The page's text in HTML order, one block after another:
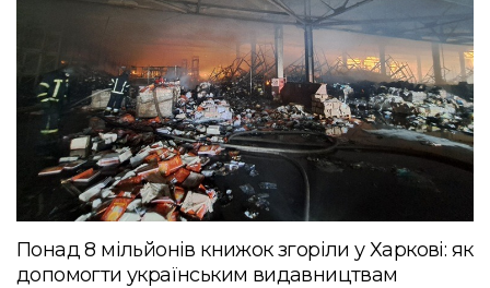
Понад 8 мільйонів книжок згоріли у Харкові: як
допомогти українським видавництвам